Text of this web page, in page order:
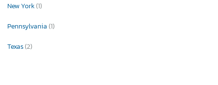
New York(1)
Pennsylvania(1)
Texas(2)